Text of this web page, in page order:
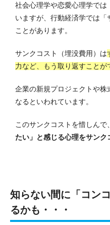
社会心理学や恋愛心理学で
いますが、行動経済学では
ことがあります。
サンクコスト（埋没費用）は
力など、もう取り返すことが
企業の新規プロジェクトや
なるといわれています。
このサンクコストを惜しんで、
たい」と感じる心理をサンク
知らない間に「コン
るかも・・・